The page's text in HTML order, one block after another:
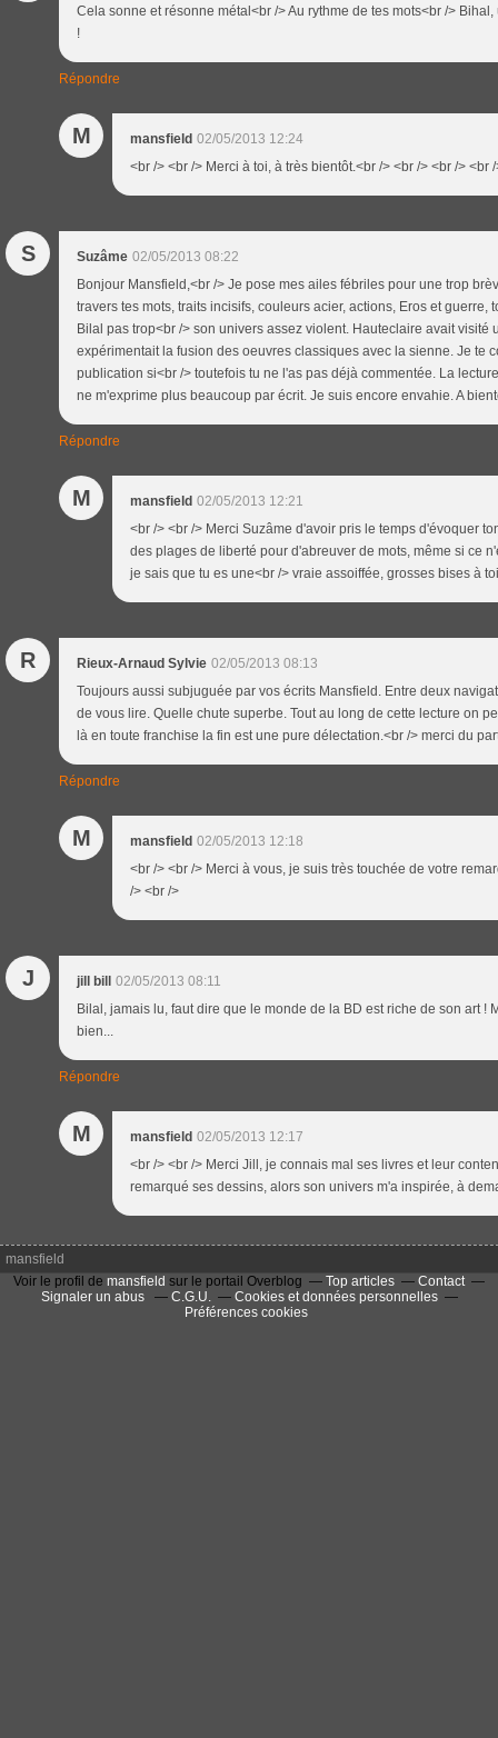
Cela sonne et résonne métal<br /> Au rythme de tes mots<br />
!
Répondre
M mansfield 02/05/2013 12:24
<br /> <br /> Merci à toi, à très bientôt.<br /> <br /> <br /> <br
S Suzâme 02/05/2013 08:22
Bonjour Mansfield,<br /> Je pose mes ailes fébriles pour une trop
travers tes mots, traits incisifs, couleurs acier, actions, Eros et guerre,
Bilal pas trop<br /> son univers assez violent. Hauteclaire avait visité
expérimentait la fusion des oeuvres classiques avec la sienne. Je te
publication si<br /> toutefois tu ne l'as pas déjà commentée. La
ne m'exprime plus beaucoup par écrit. Je suis encore envahie. A
Répondre
M mansfield 02/05/2013 12:21
<br /> <br /> Merci Suzâme d'avoir pris le temps d'évoquer
des plages de liberté pour d'abreuver de mots, même si ce
je sais que tu es une<br /> vraie assoiffée, grosses bises à
R Rieux-Arnaud Sylvie 02/05/2013 08:13
Toujours aussi subjuguée par vos écrits Mansfield. Entre deux
de vous lire. Quelle chute superbe. Tout au long de cette lecture on
là en toute franchise la fin est une pure délectation.<br /> merci du
Répondre
M mansfield 02/05/2013 12:18
<br /> <br /> Merci à vous, je suis très touchée de votre
/> <br />
J jill bill
02/05/2013 08:11
Bilal, jamais lu, faut dire que le monde de la BD est riche de son art !
bien...
Répondre
M mansfield 02/05/2013 12:17
<br /> <br /> Merci Jill, je connais mal ses livres et leur
remarqué ses dessins, alors son univers m'a inspirée, à
mansfield
Voir le profil de mansfield sur le portail Overblog Top articles
Contact
Signaler un abus
C.G.U.
Cookies et données personnelles
Préférences cookies